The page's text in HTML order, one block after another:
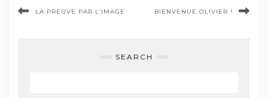
LA PREUVE PAR L’IMAGE BIENVENUE OLIVIER !
SEARCH